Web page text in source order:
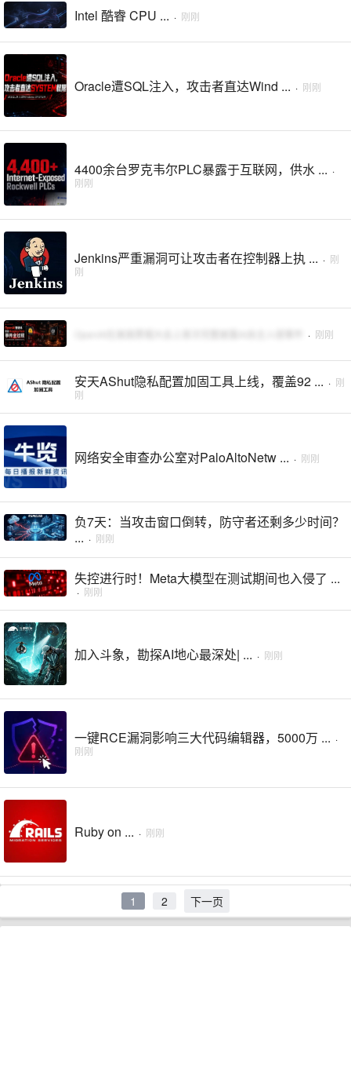
Intel 酷睿 CPU ... · 刚刚
Oracle遭SQL注入，攻击者直达Wind ... · 刚刚
4400余台罗克韦尔PLC暴露于互联网，供水 ... ·
刚刚
Jenkins严重漏洞可让攻击者在控制器上执 ... · 刚
刚
· 刚刚
安天AShut隐私配置加固工具上线，覆盖92 ... · 刚
刚
网络安全审查办公室对PaloAltoNetw ... · 刚刚
负7天：当攻击窗口倒转，防守者还剩多少时间？
... · 刚刚
失控进行时！Meta大模型在测试期间也入侵了 ...
· 刚刚
加入斗象，勘探AI地心最深处| ... · 刚刚
一键RCE漏洞影响三大代码编辑器，5000万 ... ·
刚刚
Ruby on ... · 刚刚
1 2 下一页